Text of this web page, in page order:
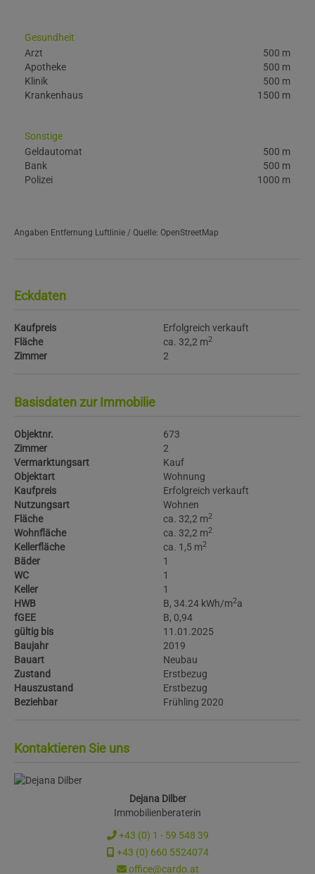
Gesundheit
Arzt
500 m
Apotheke
500 m
Klinik
500 m
Krankenhaus
1500 m
Sonstige
Geldautomat
500 m
Bank
500 m
Polizei
1000 m
Angaben Entfernung Luftlinie / Quelle: OpenStreetMap
Eckdaten
Kaufpreis
Erfolgreich verkauft
Fläche
ca. 32,2 m2
Zimmer 2
Basisdaten zur Immobilie
Objektnr.
673
Zimmer
2
Vermarktungsart
Kauf
Objektart
Wohnung
Kaufpreis
Erfolgreich verkauft
Nutzungsart
Wohnen
Fläche
ca. 32,2 m2
Wohnfläche ca. 32,2 m2
Kellerfläche ca. 1,5 m2
Bäder
1
WC
1
Keller
1
HWB
B, 34.24 kWh/m2a
fGEE
B, 0,94
gültig bis
11.01.2025
Baujahr
2019
Bauart
Neubau
Zustand
Erstbezug
Hauszustand
Erstbezug
Beziehbar
Frühling 2020
Kontaktieren Sie uns
Dejana Dilber
Immobilienberaterin
+43 (0) 1 - 59 548 39
+43 (0) 660 5524074
office@cardo.at